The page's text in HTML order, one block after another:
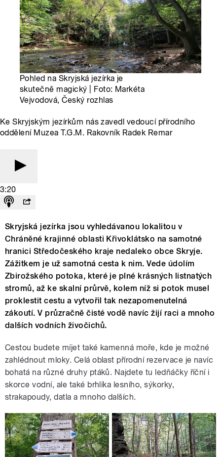
Pohled na Skryjská jezírka je
skutečně magický | Foto: Markéta
Vejvodová, Český rozhlas
Ke Skryjským jezírkům nás zavedl vedoucí přírodního
oddělení Muzea T.G.M. Rakovník Radek Remar
3:20
Skryjská jezírka jsou vyhledávanou lokalitou v
Chráněné krajinné oblasti Křivoklátsko na samotné
hranici Středočeského kraje nedaleko obce Skryje.
Zážitkem je už samotná cesta k nim. Vede údolím
Zbirožského potoka, které je plné krásných listnatých
stromů, až ke skalní průrvě, kolem níž si potok musel
proklestit cestu a vytvořil tak nezapomenutelná
zákoutí. V průzračně čisté vodě navíc žijí raci a mnoho
dalších vodních živočichů.
Cestou budete míjet také kamenná moře, kde je možné
zahlédnout mloky. Celá oblast přírodní rezervace je navíc
bohatá na různé druhy ptáků. Najdete tu ledňáčky říční i
skorce vodní, ale také brhlíka lesního, sýkorky,
strakapoudy, datla a mnoho dalších.